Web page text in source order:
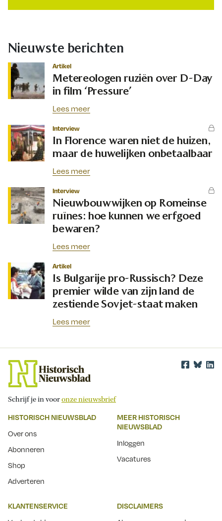
Nieuwste berichten
Artikel
Metereologen ruziën over D-Day
in film ‘Pressure’
Lees meer
Interview
In Florence waren niet de huizen,
maar de huwelijken onbetaalbaar
Lees meer
Interview
Nieuwbouwwijken op Romeinse
ruïnes: hoe kunnen we erfgoed
bewaren?
Lees meer
Artikel
Is Bulgarije pro-Russisch? Deze
premier wilde van zijn land de
zestiende Sovjet-staat maken
Lees meer
Schrijf je in vooronze nieuwsbrief
HISTORISCH NIEUWSBLAD
Over ons
Abonneren
Shop
Adverteren
MEER HISTORISCH
NIEUWSBLAD
Inloggen
Vacatures
KLANTENSERVICE
DISCLAIMERS